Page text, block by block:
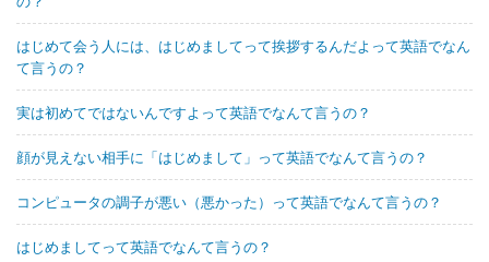
はじめて会う人には、はじめましてって挨拶するんだよって英語でなん
て言うの？
実は初めてではないんですよって英語でなんて言うの？
顔が見えない相手に「はじめまして」って英語でなんて言うの？
コンピュータの調子が悪い（悪かった）って英語でなんて言うの？
はじめましてって英語でなんて言うの？